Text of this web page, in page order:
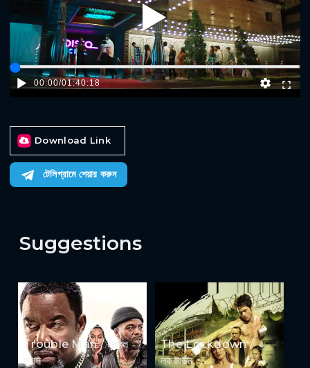
Play
00:00/01:40:18
Download Link
টেলিগ্রামে শেয়ার করুন
Suggestions
Trouble Man / ট্রাবল
ম্যান
The Lockdown /
লকডাউন